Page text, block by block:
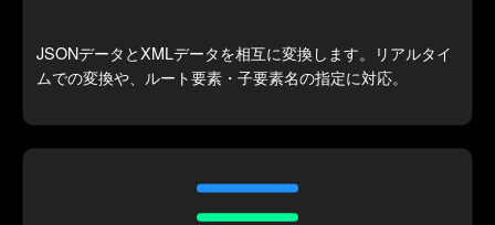
JSONデータとXMLデータを相互に変換します。リアルタイ
ムでの変換や、ルート要素・子要素名の指定に対応。